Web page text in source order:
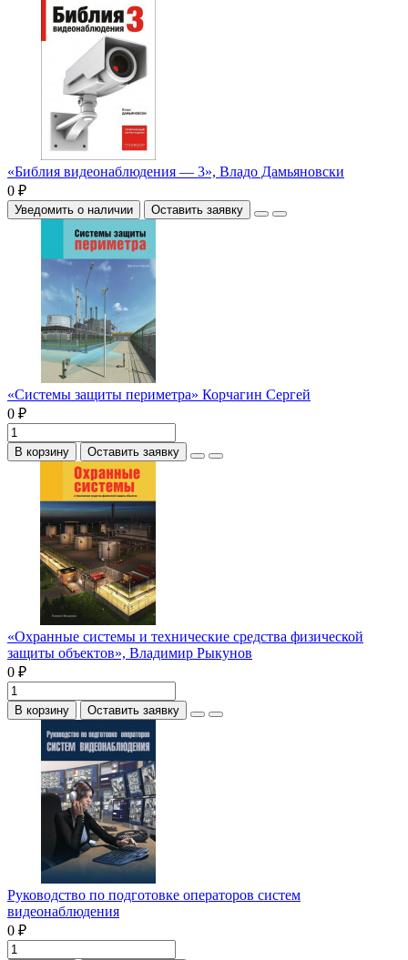
«Библия видеонаблюдения — 3», Владо Дамьяновски
0 ₽
Уведомить о наличии Оставить заявку
«Системы защиты периметра» Корчагин Сергей
0 ₽
В корзину Оставить заявку
«Охранные системы и технические средства физической
защиты объектов», Владимир Рыкунов
0 ₽
В корзину Оставить заявку
Руководство по подготовке операторов систем
видеонаблюдения
0 ₽